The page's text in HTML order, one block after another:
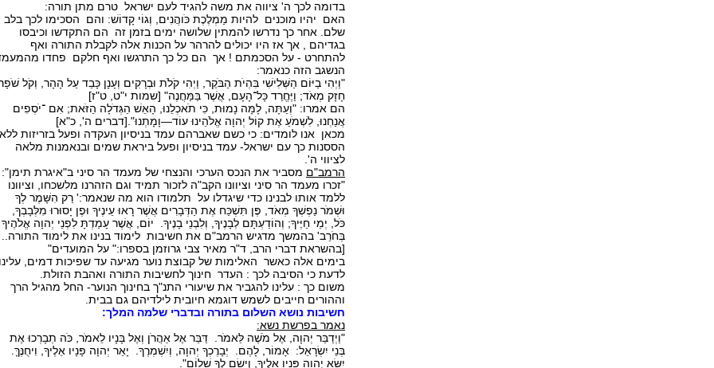
בדומה לכך ה' ציווה את משה להגיד לעם ישראל טרם מתן תורה:
האם יהיו מוכנים להיות מַמְלֶכֶת כֹּוהֲנִים, וְגוֹי קָדוֹשׁ: והם הסכימו לכך בלב
שלם. אחר כך נדרשו להמתין שלושה ימים בזמן זה הם התקדשו וכיבסו
בגדיהם , אך אז היו יכולים להרהר על הכנות אלה לקבלת התורה ואף
להתחרט - על הסכמתם ! אך הם כל כך התרגשו ואף חלקם פחדו
הנשגב הזה כנאמר:
"וַיְהִי בַיּוֹם הַשְּׁלִישִׁי בִּהְיֹת הַבֹּקֶר, וַיְהִי קֹלֹת וּבְרָקִים וְעָנָן כָּבֵד עַל הָהָר, וְקֹל
חָזָק מְאֹד; וַיֶּחֱרַד כָּל־הָעָם, אֲשֶׁר בַּמַּחֲנֶה" [שמות י"ט, ט"ז]
הם אמרו: "וְעַתָּה, לָמָּה נָמוּת, כִּי תֹאכְלֵנוּ, הָאֵשׁ הַגְּדֹלָה הַזֹּאת; אִם ־יֹסְפִים
אֲנַחְנוּ, לִשְׁמֹעַ אֶת קוֹל יְהוָה אֱלֹהֵינוּ עוֹד—וָמָתְנוּ".[דברים ה', כ"א]
מכאן אנו לומדים: כי כשם שאברהם עמד בניסיון העקדה ופעל בזריזות
הססנות כך עם ישראל- עמד בניסיון ופעל ביראת שמים ובנאמנות מלאה
לציווי ה'.
הרמב"ם מסביר את הנכס הערכי והנצחי של מעמד הר סיני ב"איגרת תימן":
"זכרו מעמד הר סיני וציוונו הקב"ה לזכור תמיד וגם הזהרנו מלשכחו, וציוונו
ללמד אותו לבנינו כדי שיגדלו על תלמודו הוא מה שנאמר:' רַק הִשָּׁמֶר לְךָ
וּשְׁמֹר נַפְשְׁךָ מְאֹד, פֶּן תִּשְׁכַּח אֶת הַדְּבָרִים אֲשֶׁר רָאוּ עֵינֶיךָ וּפֶן יָסוּרוּ מִלְּבָבְךָ,
כֹּל, יְמֵי חַיֶּיךָ; וְהוֹדַעְתָּם לְבָנֶיךָ, וְלִבְנֵי בָנֶיךָ. יוֹם, אֲשֶׁר עָמַדְתָּ לִפְנֵי יְהוָה אֱלֹהֶיךָ
בְּחֹרֵב' בהמשך מדגיש הרמב"ם את חשיבות לימוד בנינו את לימוד התורה..
[בהשראת דברי הרב, ד"ר מאיר צבי גרוזמן בספרו:" על המועדים"
בימים אלה כאשר האלימות של קבוצת נוער מגיעה עד שפיכות דמים,
לדעת כי הסיבה לכך : העדר חינוך לחשיבות התורה ואהבת הזולת.
משום כך : עלינו להגביר את שיעורי התנ"ך בחינוך הנוער- החל מהגיל הרך
וההורים חייבים לשמש דוגמא חיובית לילדיהם גם בבית.
חשיבות נושא השלום בתורה ובדברי שלמה המלך:
נאמר בפרשת נשא:
"וַיְדַבֵּר יְהוָה, אֶל מֹשֶׁה לֵּאמֹר. דַּבֵּר אֶל אַהֲרֹן וְאֶל בָּנָיו לֵאמֹר, כֹּה תְבָרְכוּ אֶת
בְּנֵי יִשְׂרָאֵל: אָמוֹר, לָהֶם. יְבָרֶכְךָ יְהוָה, וְיִשְׁמְרֶךָ. יָאֵר יְהוָה פָּנָיו אֵלֶיךָ, וִיחֻנֶּךָּ.
יִשָּׂא יְהוָה פָּנָיו אֵלֶיךָ, וְיָשֵׂם לְךָ שָׁלוֹם".